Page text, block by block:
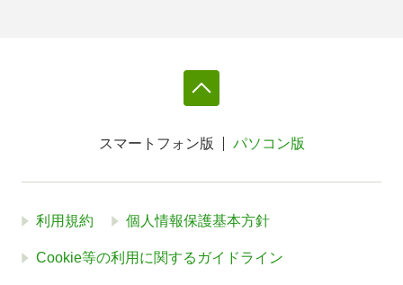
スマートフォン版 パソコン版
利用規約 個人情報保護基本方針
Cookie等の利用に関するガイドライン